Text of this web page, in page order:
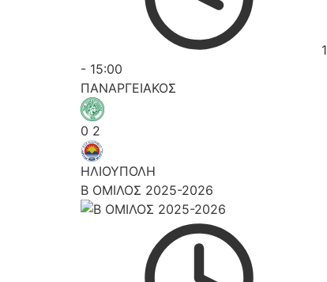
- 15:00
ΠΑΝΑΡΓΕΙΑΚΟΣ
0 2
ΗΛΙΟΥΠΟΛΗ
Β ΟΜΙΛΟΣ 2025-2026